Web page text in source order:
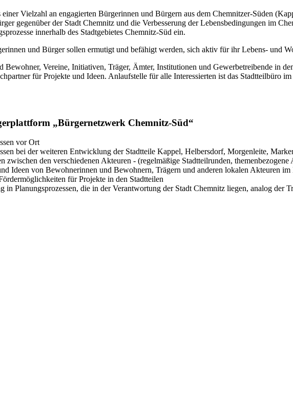
Vielzahl an engagierten Bürgerinnen und Bürgern aus dem Chemnitzer-Süden
gegenüber der Stadt Chemnitz und die Verbesserung der Lebensbedingungen im
innerhalb des Stadtgebietes Chemnitz-Süd ein.
und Bürger sollen ermutigt und befähigt werden, sich aktiv für ihr Lebens- und
Vereine, Initiativen, Träger, Ämter, Institutionen und Gewerbetreibende in
für Projekte und Ideen. Anlaufstelle für alle Interessierten ist das Stadtteilbüro
„Bürgernetzwerk Chemnitz-Süd“
vor Ort
bei der weiteren Entwicklung der Stadtteile Kappel, Helbersdorf, Morgenleite,
den verschiedenen Akteuren - (regelmäßige Stadtteilrunden, themenbezogene
Ideen von Bewohnerinnen und Bewohnern, Trägern und anderen lokalen Akteuren im
für Projekte in den Stadtteilen
in Planungsprozessen, die in der Verantwortung der Stadt Chemnitz liegen, analog der